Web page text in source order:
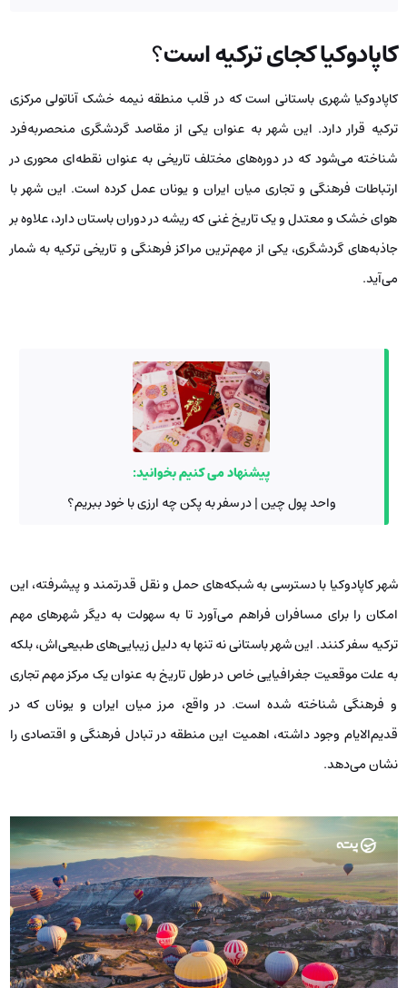
کاپادوکیا کجای ترکیه است؟
کاپادوکیا شهری باستانی است که در قلب منطقه نیمه خشک آناتولی مرکزی
ترکیه قرار دارد. این شهر به عنوان یکی از مقاصد گردشگری منحصربه‌فرد
شناخته می‌شود که در دوره‌های مختلف تاریخی به عنوان نقطه‌ای محوری در
ارتباطات فرهنگی و تجاری میان ایران و یونان عمل کرده است. این شهر با
هوای خشک و معتدل و یک تاریخ غنی که ریشه در دوران باستان دارد، علاوه بر
جاذبه‌های گردشگری، یکی از مهم‌ترین مراکز فرهنگی و تاریخی ترکیه به شمار
می‌آید.
پیشنهاد می کنیم بخوانید:
واحد پول چین | در سفر به پکن چه ارزی با خود ببریم؟
شهر کاپادوکیا با دسترسی به شبکه‌های حمل و نقل قدرتمند و پیشرفته، این
امکان را برای مسافران فراهم می‌آورد تا به سهولت به دیگر شهرهای مهم
ترکیه سفر کنند. این شهر باستانی نه تنها به دلیل زیبایی‌های طبیعی‌اش، بلکه
به علت موقعیت جغرافیایی خاص در طول تاریخ به عنوان یک مرکز مهم تجاری
و فرهنگی شناخته شده است. در واقع، مرز میان ایران و یونان که در
قدیم‌الایام وجود داشته، اهمیت این منطقه در تبادل فرهنگی و اقتصادی را
نشان می‌دهد.